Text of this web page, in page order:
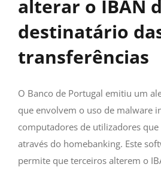
alterar o IBAN
destinatário
transferências
O Banco de Portugal emitiu um
que envolvem o uso de malware
computadores de utilizadores
através do homebanking. Este
permite que terceiros alterem o